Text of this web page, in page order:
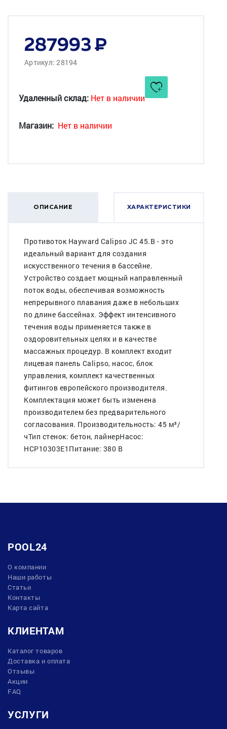
287993
Артикул: 28194
Удаленный склад: Нет в наличии
Магазин: Нет в наличии
ОПИСАНИЕ ХАРАКТЕРИСТИКИ
Противоток Hayward Calipso JC 45.B - это
идеальный вариант для создания
искусственного течения в бассейне.
Устройство создает мощный направленный
поток воды, обеспечивая возможность
непрерывного плавания даже в небольших
по длине бассейнах. Эффект интенсивного
течения воды применяется также в
оздоровительных целях и в качестве
массажных процедур. В комплект входит
лицевая панель Calipso, насос, блок
управления, комплект качественных
фитингов европейского производителя.
Комплектация может быть изменена
производителем без предварительного
согласования. Производительность: 45 м³/
чТип стенок: бетон, лайнерНасос:
HCP10303E1Питание: 380 В
POOL24
О компании
Наши работы
Статьи
Контакты
Карта сайта
КЛИЕНТАМ
Каталог товаров
Доставка и оплата
Отзывы
Акции
FAQ
УСЛУГИ